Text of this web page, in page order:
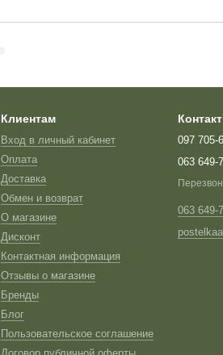
Клиентам
Вход в личный кабинет
Оплата
Доставка
Обмен и возврат
О магазине
Дисконт
Контактная информация
Отзывы о магазине
Бренды
Блог
Пользовательское соглашение
097 705-
063 649-
063 649-